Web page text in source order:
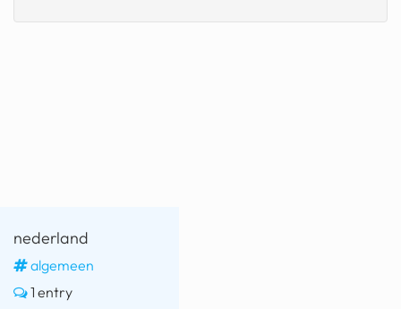
chevrolet mohawk
nederland
algemeen
1 entry